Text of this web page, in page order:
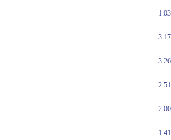
1:03
3:17
3:26
2:51
2:00
1:41